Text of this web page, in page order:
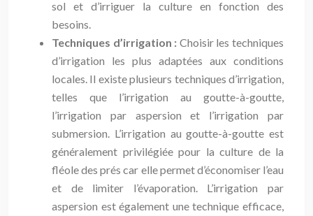
sol et d’irriguer la culture en fonction des
besoins.
Techniques d’irrigation : Choisir les techniques
d’irrigation les plus adaptées aux conditions
locales. Il existe plusieurs techniques d’irrigation,
telles que l’irrigation au goutte-à-goutte,
l’irrigation par aspersion et l’irrigation par
submersion. L’irrigation au goutte-à-goutte est
généralement privilégiée pour la culture de la
fléole des prés car elle permet d’économiser l’eau
et de limiter l’évaporation. L’irrigation par
aspersion est également une technique efficace,